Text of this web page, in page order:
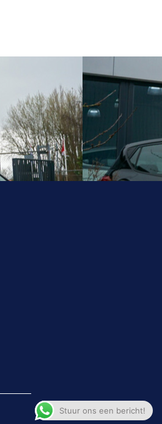
Stuur ons een bericht!